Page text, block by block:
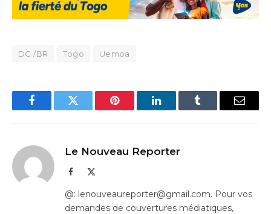
DC /BR Togo Uemoa
FacebookTwitter Pinterest LinkedInTumblr Email
Le Nouveau Reporter
Facebook
@: lenouveaureporter@gmail.com. Pour vos
demandes de couvertures médiatiques,